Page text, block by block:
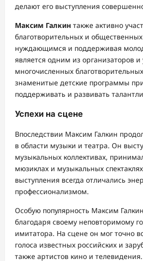
делают его выступления
Максим Галкин также активно
благотворительных и
нуждающимся и поддерживая
является одним из организаторов и
многочисленных
знаменитые детские программы
поддерживать и развивать
Успехи на сцене
Впоследствии Максим Галкин
в области музыки и театра. Он
музыкальных коллективах,
мюзиклах и музыкальных
выступления всегда отличались
профессионализмом.
Особую популярность Максим
благодаря своему неповторимому
имитатора. На сцене он мог точно
голоса известных российских и
также артистов кино и